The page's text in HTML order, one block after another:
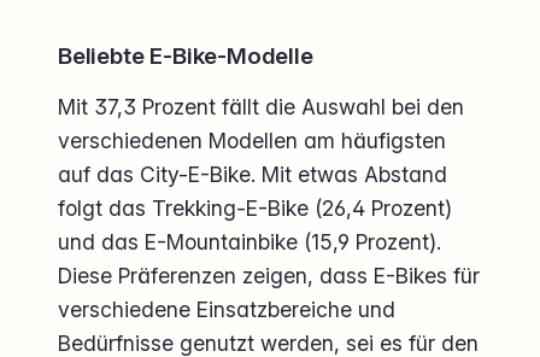
Beliebte E-Bike-Modelle
Mit 37,3 Prozent fällt die Auswahl bei den
verschiedenen Modellen am häufigsten
auf das City-E-Bike. Mit etwas Abstand
folgt das Trekking-E-Bike (26,4 Prozent)
und das E-Mountainbike (15,9 Prozent).
Diese Präferenzen zeigen, dass E-Bikes für
verschiedene Einsatzbereiche und
Bedürfnisse genutzt werden, sei es für den